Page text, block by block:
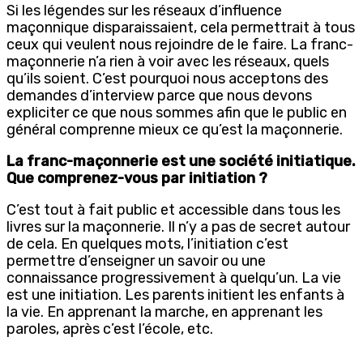
Si les légendes sur les réseaux d’influence
maçonnique disparaissaient, cela permettrait à tous
ceux qui veulent nous rejoindre de le faire. La franc-
maçonnerie n’a rien à voir avec les réseaux, quels
qu’ils soient. C’est pourquoi nous acceptons des
demandes d’interview parce que nous devons
expliciter ce que nous sommes afin que le public en
général comprenne mieux ce qu’est la maçonnerie.
La franc-maçonnerie est une société initiatique.
Que comprenez-vous par initiation ?
C’est tout à fait public et accessible dans tous les
livres sur la maçonnerie. Il n’y a pas de secret autour
de cela. En quelques mots, l’initiation c’est
permettre d’enseigner un savoir ou une
connaissance progressivement à quelqu’un. La vie
est une initiation. Les parents initient les enfants à
la vie. En apprenant la marche, en apprenant les
paroles, après c’est l’école, etc.